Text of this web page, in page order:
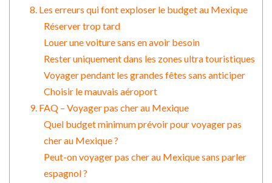
8. Les erreurs qui font exploser le budget au Mexique
Réserver trop tard
Louer une voiture sans en avoir besoin
Rester uniquement dans les zones ultra touristiques
Voyager pendant les grandes fêtes sans anticiper
Choisir le mauvais aéroport
9. FAQ – Voyager pas cher au Mexique
Quel budget minimum prévoir pour voyager pas
cher au Mexique ?
Peut-on voyager pas cher au Mexique sans parler
espagnol ?